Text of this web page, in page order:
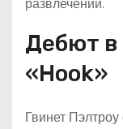
Дебют в
«Hook»
Гвинет